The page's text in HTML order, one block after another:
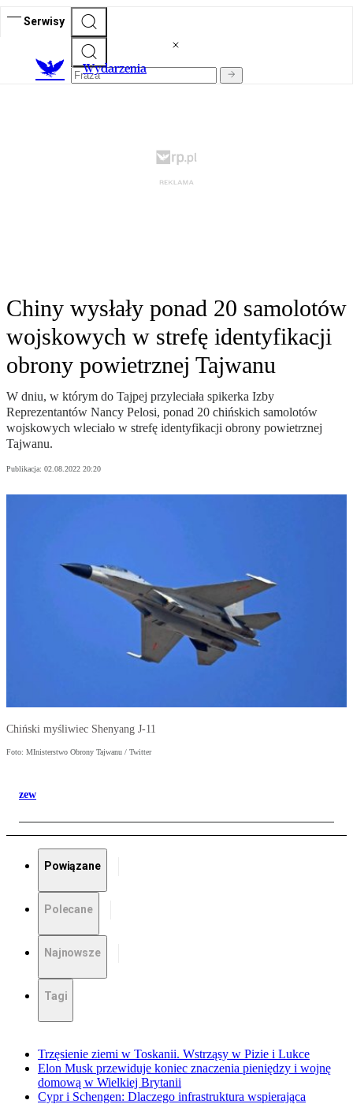
Serwisy
Wydarzenia
Chiny wysłały ponad 20 samolotów
wojskowych w strefę identyfikacji
obrony powietrznej Tajwanu
W dniu, w którym do Tajpej przyleciała spikerka Izby
Reprezentantów Nancy Pelosi, ponad 20 chińskich samolotów
wojskowych wleciało w strefę identyfikacji obrony powietrznej
Tajwanu.
Publikacja: 02.08.2022 20:20
Chiński myśliwiec Shenyang J-11
Foto: MInisterstwo Obrony Tajwanu / Twitter
zew
Powiązane
Polecane
Najnowsze
Tagi
Trzęsienie ziemi w Toskanii. Wstrząsy w Pizie i Lukce
Elon Musk przewiduje koniec znaczenia pieniędzy i wojnę
domową w Wielkiej Brytanii
Cypr i Schengen: Dlaczego infrastruktura wspierająca